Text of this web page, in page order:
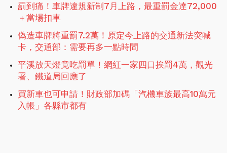
罰到痛！車牌違規新制7月上路，最重罰金達72,000
＋當場扣車
偽造車牌將重罰7.2萬！原定今上路的交通新法突喊
卡，交通部：需要再多一點時間
平溪放天燈竟吃罰單！網紅一家四口挨罰4萬，觀光
署、鐵道局回應了
買新車也可申請！財政部加碼「汽機車族最高10萬元
入帳」各縣市都有